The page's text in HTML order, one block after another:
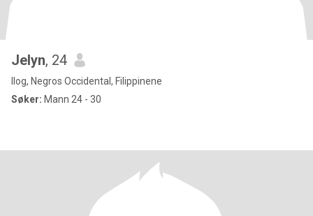
Jelyn, 24
Ilog, Negros Occidental, Filippinene
Søker: Mann 24 - 30